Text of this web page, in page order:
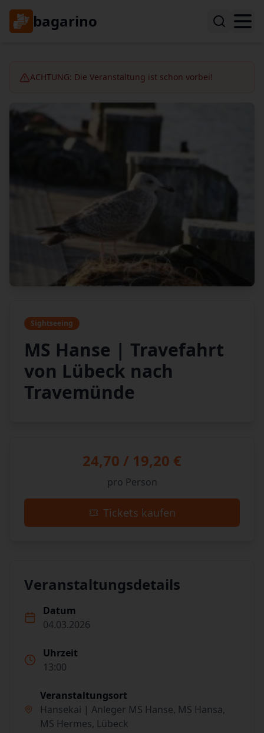
bagarino
ACHTUNG: Die Veranstaltung ist schon vorbei!
Sightseeing
MS Hanse | Travefahrt
von Lübeck nach
Travemünde
24,70 / 19,20 €
pro Person
Tickets kaufen
Veranstaltungsdetails
Datum
04.03.2026
Uhrzeit
13:00
Veranstaltungsort
Hansekai | Anleger MS Hanse, MS Hansa,
MS Hermes, Lübeck